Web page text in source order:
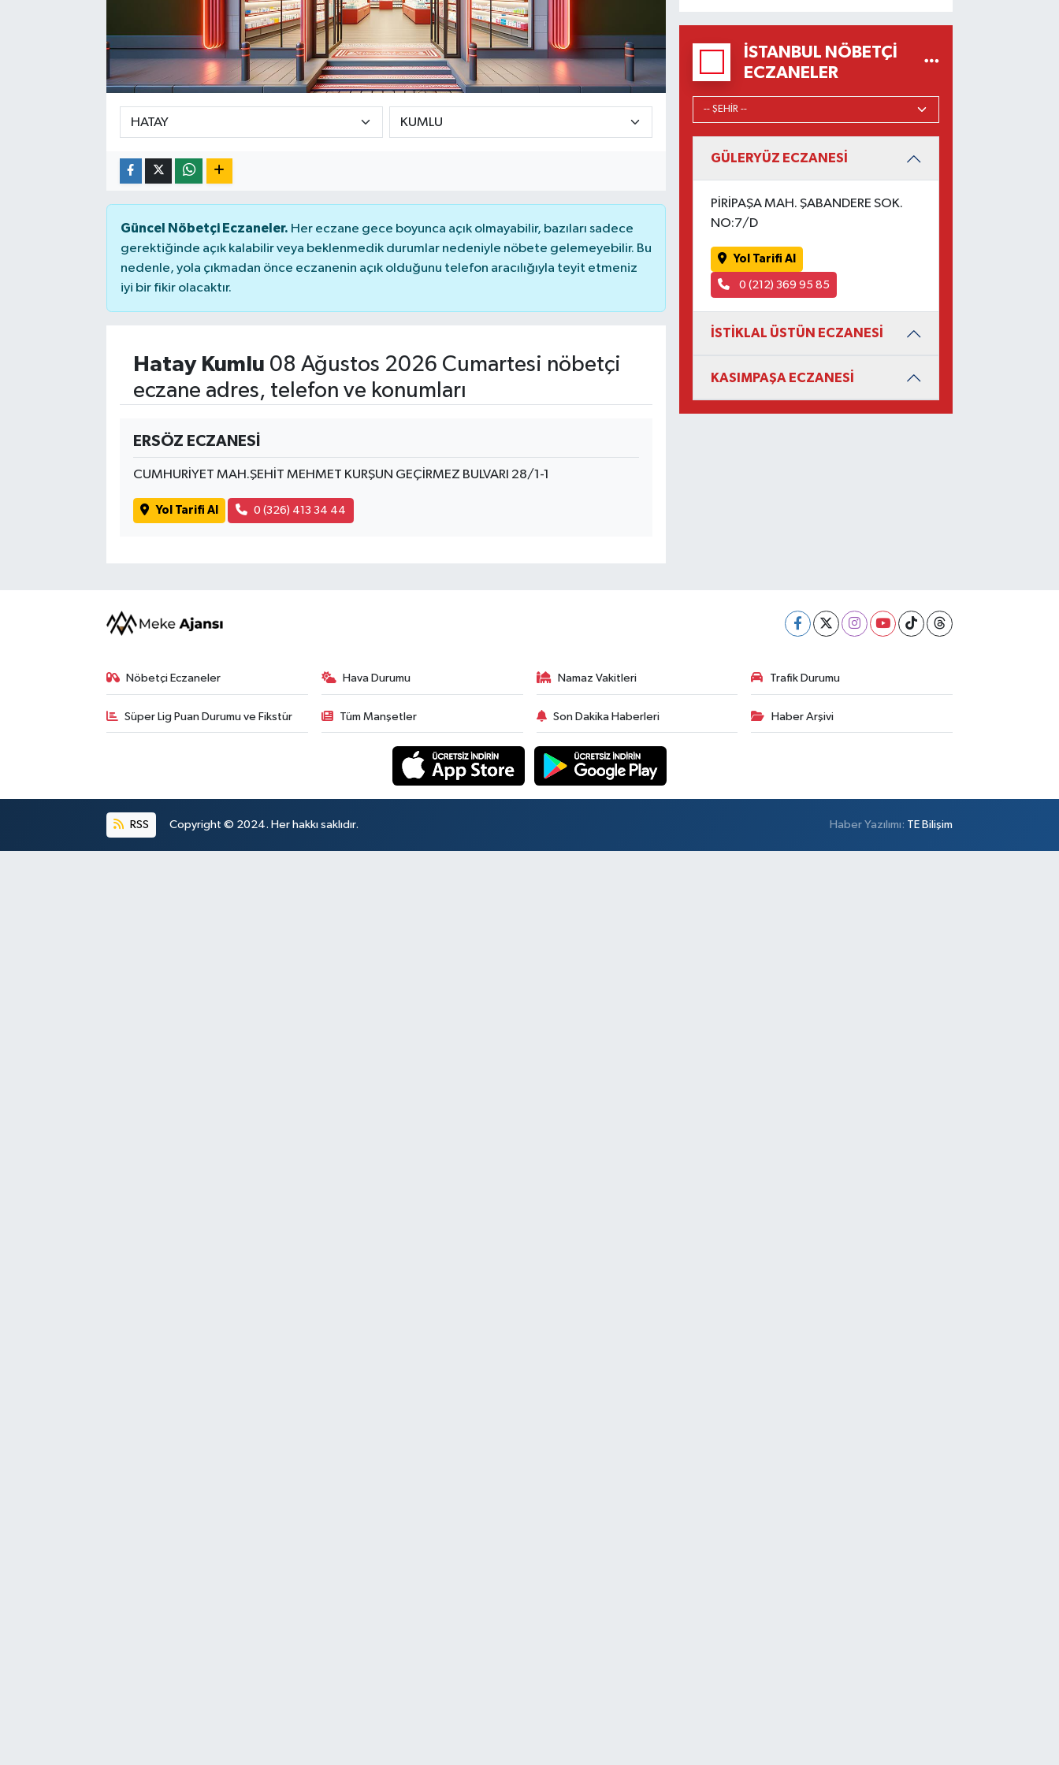
Güncel Nöbetçi Eczaneler. Her eczane gece boyunca açık olmayabilir, bazıları sadece
gerektiğinde açık kalabilir veya beklenmedik durumlar nedeniyle nöbete gelemeyebilir. Bu
nedenle, yola çıkmadan önce eczanenin açık olduğunu telefon aracılığıyla teyit etmeniz
iyi bir fikir olacaktır.
Hatay Kumlu 08 Ağustos 2026 Cumartesi nöbetçi
eczane adres, telefon ve konumları
ERSÖZ ECZANESİ
CUMHURİYET MAH.ŞEHİT MEHMET KURŞUN GEÇİRMEZ BULVARI 28/1-1
Yol Tarifi Al 0 (326) 413 34 44
İSTANBUL NÖBETÇI
ECZANELER
GÜLERYÜZ ECZANESİ
PİRİPAŞA MAH. ŞABANDERE SOK.
NO:7/D
Yol Tarifi Al
0 (212) 369 95 85
İSTİKLAL ÜSTÜN ECZANESİ
KASIMPAŞA ECZANESİ
Nöbetçi Eczaneler Hava Durumu Namaz Vakitleri Trafik Durumu
Süper Lig Puan Durumu ve Fikstür Tüm Manşetler Son Dakika Haberleri Haber Arşivi
RSS Copyright © 2024. Her hakkı saklıdır. Haber Yazılımı: TE Bilişim